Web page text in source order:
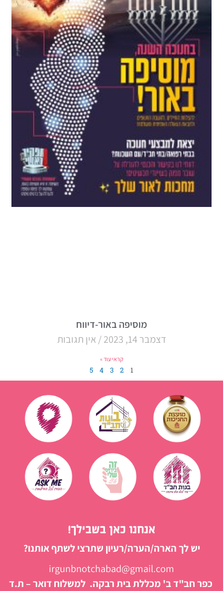
מוסיפה באור-דיווח
דצמבר 14, 2023
אין תגובות
קראי עוד »
1
2
3
4
5
אנחנו כאן בשבילך!
יש לך הארה/הערה/רעיון שתרצי לשתף אותנו?
irgunbnotchabad@gmail.com
כפר חב"ד ב' מכללת בית רבקה. למשלוח דואר – ת.ד